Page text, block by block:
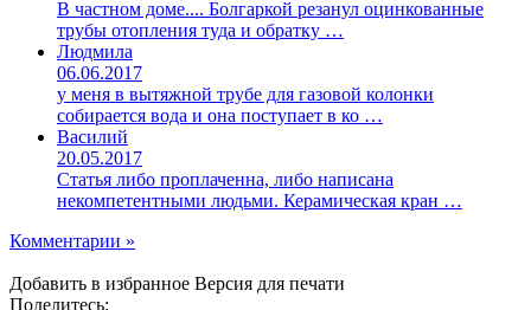
В частном доме.... Болгаркой резанул оцинкованные
трубы отопления туда и обратку …
Людмила
06.06.2017
у меня в вытяжной трубе для газовой колонки
собирается вода и она поступает в ко …
Василий
20.05.2017
Статья либо проплаченна, либо написана
некомпетентными людьми. Керамическая кран …
Комментарии »
Добавить в избранное Версия для печати
Поделитесь: